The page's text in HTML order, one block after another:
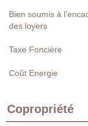
Bien soumis à
des loyers
Taxe Foncière
Coût Energie
Copropriété